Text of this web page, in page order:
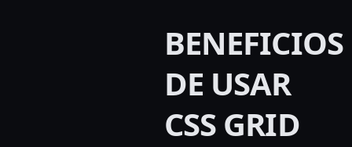
BENEFICIOS
DE USAR
CSS GRID